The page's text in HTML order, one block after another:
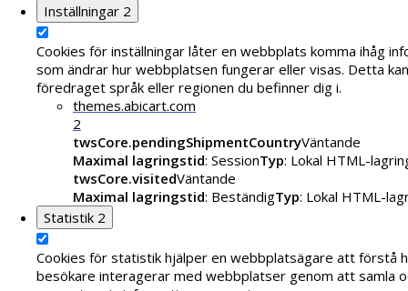
Inställningar 2
Cookies för inställningar låter en webbplats komma ihåg
som ändrar hur webbplatsen fungerar eller visas. Detta
föredraget språk eller regionen du befinner dig i.
themes.abicart.com
2
twsCore.pendingShipmentCountryVäntande
Maximal lagringstid: SessionTyp: Lokal HTML-
twsCore.visitedVäntande
Maximal lagringstid: BeständigTyp: Lokal HTML-
Statistik 2
Cookies för statistik hjälper en webbplatsägare att förstå
besökare interagerar med webbplatser genom att samla